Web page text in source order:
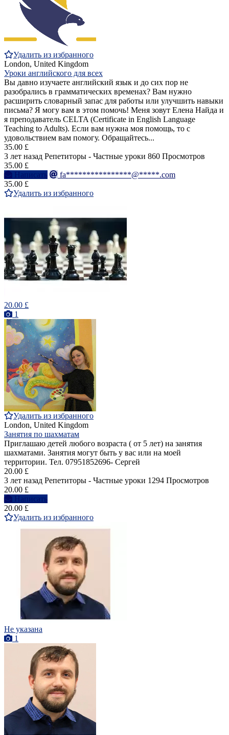
Удалить из избранного
London, United Kingdom
Уроки английского для всех
Вы давно изучаете английский язык и до сих пор не
разобрались в грамматических временах? Вам нужно
расширить словарный запас для работы или улучшить навыки
письма? Я могу вам в этом помочь! Меня зовут Елена Найда и
я преподаватель CELTA (Certificate in English Language
Teaching to Adults). Если вам нужна моя помощь, то с
удовольствием вам помогу. Обращайтесь...
35.00 £
3 лет назад Репетиторы - Частные уроки 860 Просмотров
35.00 £
Написать
fa****************@*****.com
35.00 £
Удалить из избранного
20.00 £
1
Удалить из избранного
London, United Kingdom
Занятия по шахматам
Приглашаю детей любого возраста ( от 5 лет) на занятия
шахматами. Занятия могут быть у вас или на моей
территории. Тел. 07951852696- Сергей
20.00 £
3 лет назад Репетиторы - Частные уроки 1294 Просмотров
20.00 £
Написать
20.00 £
Удалить из избранного
Не указана
1